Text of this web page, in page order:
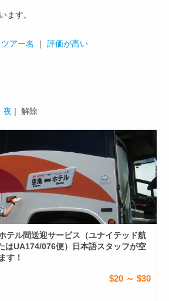
ます。
ツアー名 ｜ 評価が高い
夜 | 解除
テル間送迎サービス（ユナイテッド航
はUA174/076便）日本語スタッフが空
す！
$20 ～ $30